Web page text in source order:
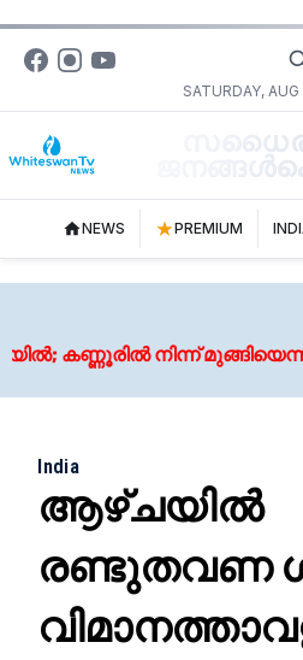
SATURDAY,
NEWS PREMIUM
നിന്ന് മുങ്ങിയെന്ന്
India
ആഴ്ചയിൽ
രണ്ടുതവണ